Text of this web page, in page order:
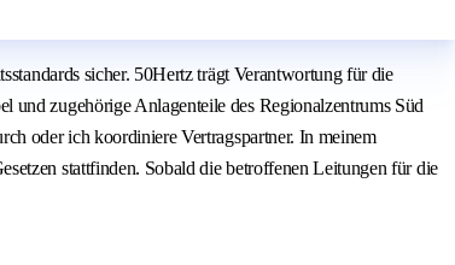
sicher. 50Hertz trägt Verantwortung für die
zugehörige Anlagenteile des Regionalzentrums Süd
oder ich koordiniere Vertragspartner. In meinem
stattfinden. Sobald die betroffenen Leitungen für die